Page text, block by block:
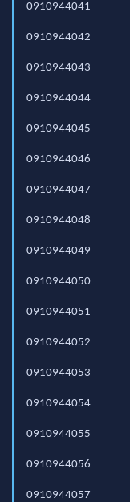
0910944041
0910944042
0910944043
0910944044
0910944045
0910944046
0910944047
0910944048
0910944049
0910944050
0910944051
0910944052
0910944053
0910944054
0910944055
0910944056
0910944057